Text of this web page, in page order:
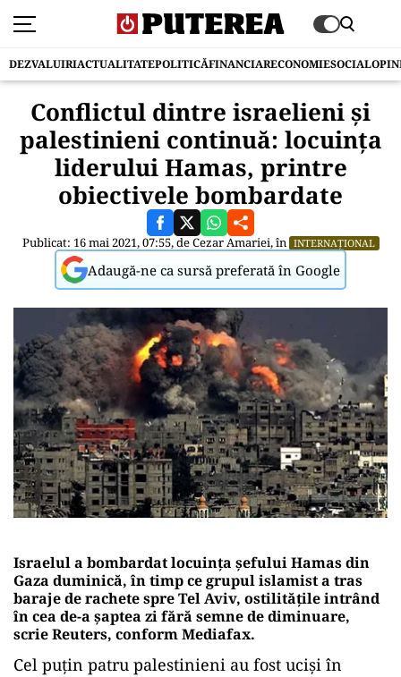
DEZVALUIRIACTUALITATEPOLITICĂFINANCIARECONOMIESOCIAL
Conflictul dintre israelieni și
palestinieni continuă: locuința
liderului Hamas, printre
obiectivele bombardate
Publicat: 16 mai 2021, 07:55, deCezar Amariei, în INTERNAȚIONAL
Adaugă-ne ca sursă preferată în Google
Israelul a bombardat locuința șefului Hamas din
Gaza duminică, în timp ce grupul islamist a tras
baraje de rachete spre Tel Aviv, ostilitățile intrând
în cea de-a șaptea zi fără semne de diminuare,
scrie Reuters, conform Mediafax.
Cel puțin patru palestinieni au fost uciși în